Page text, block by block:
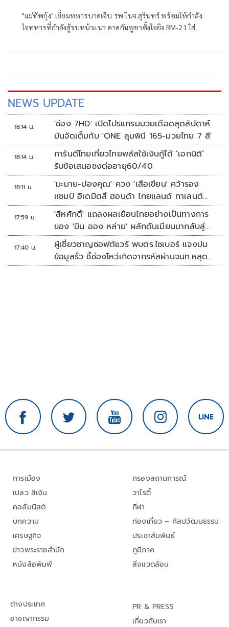
"แม่ทัพกุ้ง" เยี่ยมทหารบาดเจ็บ รพ.ในจ.สุรินทร์ พร้อมให้กำลัง
ใจทหารที่กำลังสู้รบหน้าแนว คาดกัมพูชาตั้งใจยิง BM-21 ใส่
NEWS UPDATE
18:14 น.
'ช่อง 7HD' เปิดโปรแกรมมวยเดือดสุดสัปดาห์
มันจัดเต็มกับ 'ONE ลุมพินี 165-มวยไทย 7 สี'
18:14 น.
การันตีไทยเที่ยวไทยพลัสใช้เงินกู้ได้ ‘เอกนิติ’
รับข้อเสนอชงต่ออายุ60/40
18:11 น.
'มะมาย-ปองคุณ' ควง 'เสือเขียน' คว้ารอง
แชมป์ อิเดมิตสึ ฮอนด้า ไทยแลนด์ ทาเลนต์
คัพ สนาม 3
17:59 น.
'สีหศักดิ์' แถลงผลเยือนไทยอย่างเป็นทางการ
ของ 'มิน ออง หล่าย' ผลักดันเมียนมากลับสู่
อาเซียน
17:40 น.
ผู้เชี่ยวชาญซอฟต์แวร์ พบตร.ไซเบอร์ แจงปม
ข้อมูลรั่ว ชี้ช่องโหว่เกิดจากรหัสผ่านจนท.หลุด
ไม่ใช่ถูกแฮกระบบ
การเมือง
เปลว สีเงิน
คอลัมนิสต์
บทความ
เศรษฐกิจ
ข่าวพระราชสำนัก
หนังสือพิมพ์
กรองสถานการณ์
วาไรตี้
กีฬา
ท่องเที่ยว – ศิลปวัฒนธรรม
ประชาสัมพันธ์
ภูมิภาค
สิ่งแวดล้อม
ต่างประเทศ
อาชญากรรม
PR & PRESS
เกี่ยวกับเรา